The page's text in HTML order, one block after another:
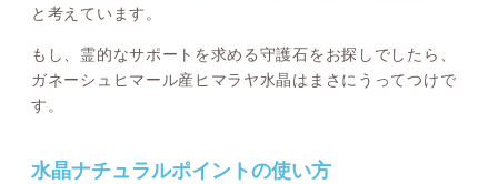
と考えています。
もし、霊的なサポートを求める守護石をお探しでしたら、
ガネーシュヒマール産ヒマラヤ水晶はまさにうってつけで
す。
水晶ナチュラルポイントの使い方